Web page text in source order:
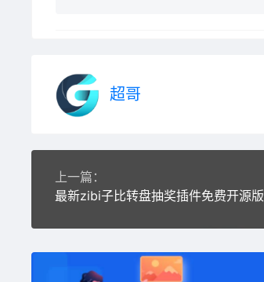
超哥
上一篇：
最新zibi子比转盘抽奖插件免费开源版